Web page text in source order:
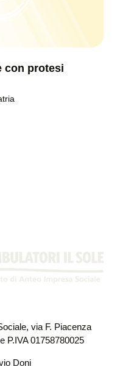
con protesi
via F. Piacenza
P.IVA 01758780025
Doni